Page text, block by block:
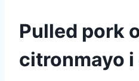
Pulled pork
citronmayo i